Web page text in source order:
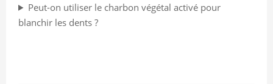
Peut-on utiliser le charbon végétal activé pour
blanchir les dents ?